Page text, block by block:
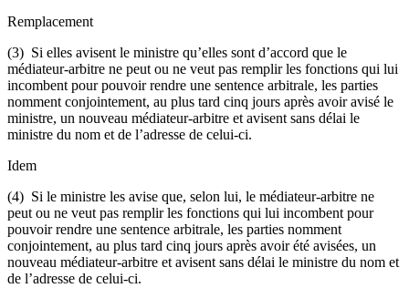
Remplacement
(3) Si elles avisent le ministre qu’elles sont d’accord que le
médiateur-arbitre ne peut ou ne veut pas remplir les fonctions qui lui
incombent pour pouvoir rendre une sentence arbitrale, les parties
nomment conjointement, au plus tard cinq jours après avoir avisé le
ministre, un nouveau médiateur-arbitre et avisent sans délai le
ministre du nom et de l’adresse de celui-ci.
Idem
(4) Si le ministre les avise que, selon lui, le médiateur-arbitre ne
peut ou ne veut pas remplir les fonctions qui lui incombent pour
pouvoir rendre une sentence arbitrale, les parties nomment
conjointement, au plus tard cinq jours après avoir été avisées, un
nouveau médiateur-arbitre et avisent sans délai le ministre du nom et
de l’adresse de celui-ci.